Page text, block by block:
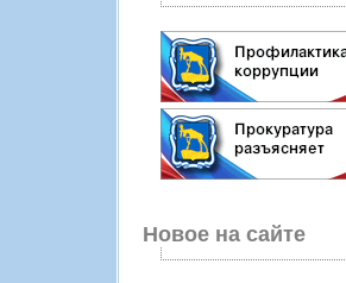
Новое на сайте